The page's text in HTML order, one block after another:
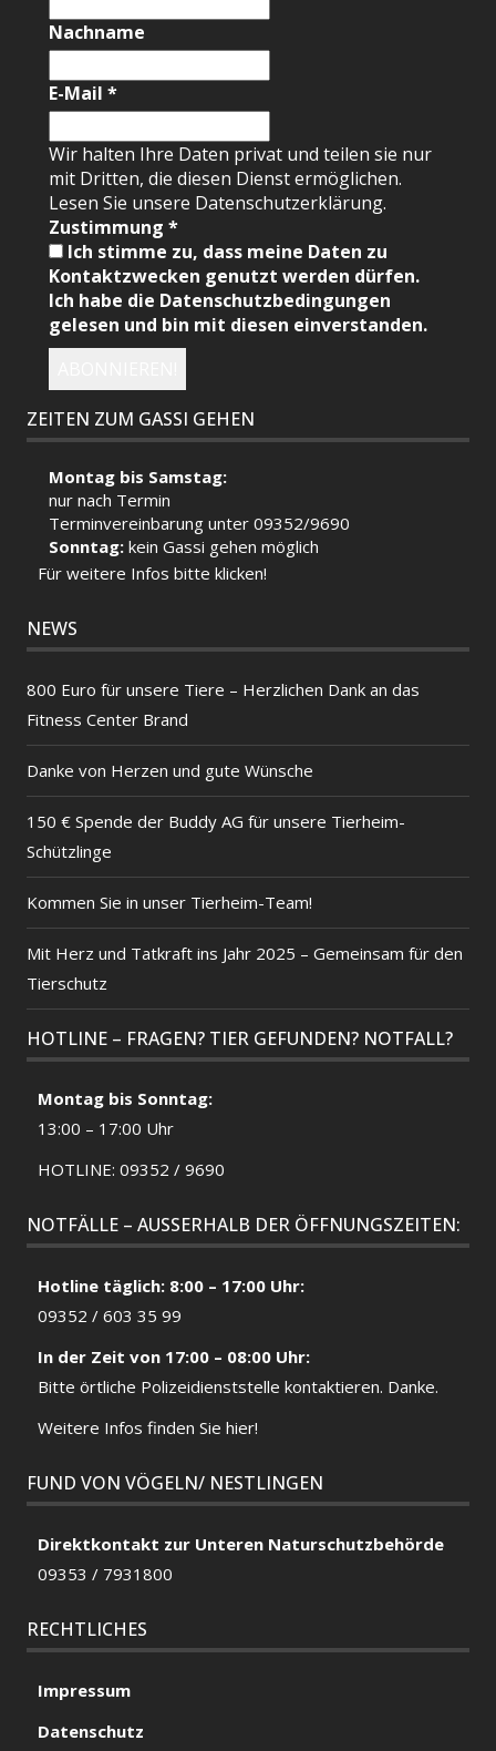
Nachname
E-Mail*
Wir halten Ihre Daten privat und teilen sie nur
mit Dritten, die diesen Dienst ermöglichen.
Lesen Sie unsere Datenschutzerklärung.
Zustimmung*
Ich stimme zu, dass meine Daten zu
Kontaktzwecken genutzt werden dürfen.
Ich habe die Datenschutzbedingungen
gelesen und bin mit diesen einverstanden.
ZEITEN ZUM GASSI GEHEN
Montag bis Samstag:
nur nach Termin
Terminvereinbarung unter 09352/9690
Sonntag:kein Gassi gehen möglich
Für weitere Infos bitte klicken!
NEWS
800 Euro für unsere Tiere – Herzlichen Dank an das
Fitness Center Brand
Danke von Herzen und gute Wünsche
150 € Spende der Buddy AG für unsere Tierheim-
Schützlinge
Kommen Sie in unser Tierheim-Team!
Mit Herz und Tatkraft ins Jahr 2025 – Gemeinsam für den
Tierschutz
HOTLINE – FRAGEN? TIER GEFUNDEN? NOTFALL?
Montag bis Sonntag:
13:00 – 17:00 Uhr
HOTLINE: 09352 / 9690
NOTFÄLLE – AUSSERHALB DER ÖFFNUNGSZEITEN:
Hotline täglich: 8:00 – 17:00 Uhr:
09352 / 603 35 99
In der Zeit von 17:00 – 08:00 Uhr:
Bitte örtliche Polizeidienststelle kontaktieren. Danke.
Weitere Infos finden Sie hier!
FUND VON VÖGELN/ NESTLINGEN
Direktkontakt zur Unteren Naturschutzbehörde
09353 / 7931800
RECHTLICHES
Impressum
Datenschutz